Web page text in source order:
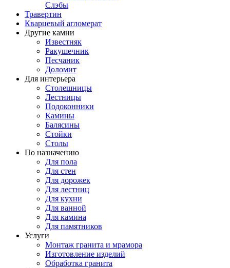
Слэбы
Травертин
Кварцевый агломерат
Другие камни
Известняк
Ракушечник
Песчаник
Доломит
Для интерьера
Столешницы
Лестницы
Подоконники
Камины
Балясины
Стойки
Столы
По назначению
Для пола
Для стен
Для дорожек
Для лестниц
Для кухни
Для ванной
Для камина
Для памятников
Услуги
Монтаж гранита и мрамора
Изготовление изделий
Обработка гранита